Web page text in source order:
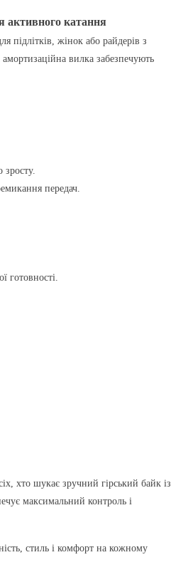
активного катання
підлітків, жінок або райдерів з
амортизаційна вилка забезпечують
зросту.
передач.
готовності.
хто шукає зручний гірський байк із
максимальний контроль і
стиль і комфорт на кожному